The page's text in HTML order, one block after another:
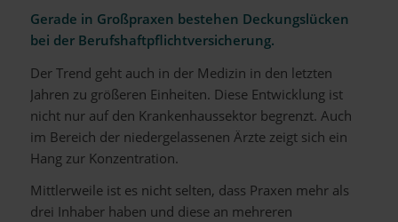
Gerade in Großpraxen bestehen Deckungslücken
bei der Berufshaftpflichtversicherung.
Der Trend geht auch in der Medizin in den letzten
Jahren zu größeren Einheiten. Diese Entwicklung ist
nicht nur auf den Krankenhaussektor begrenzt. Auch
im Bereich der niedergelassenen Ärzte zeigt sich ein
Hang zur Konzentration.
Mittlerweile ist es nicht selten, dass Praxen mehr als
drei Inhaber haben und diese an mehreren